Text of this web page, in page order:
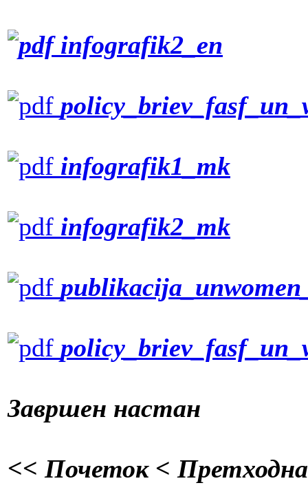
infografik2_en
infografik1_mk
infografik2_mk
Завршен настан
<< Почеток < Претходна